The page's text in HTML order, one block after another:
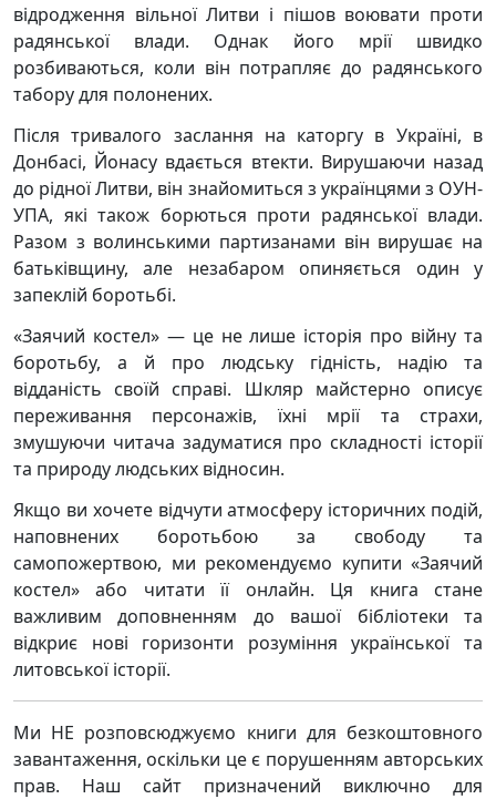
відродження вільної Литви і пішов воювати проти
радянської влади. Однак його мрії швидко
розбиваються, коли він потрапляє до радянського
табору для полонених.
Після тривалого заслання на каторгу в Україні, в
Донбасі, Йонасу вдається втекти. Вирушаючи назад
до рідної Литви, він знайомиться з українцями з ОУН-
УПА, які також борються проти радянської влади.
Разом з волинськими партизанами він вирушає на
батьківщину, але незабаром опиняється один у
запеклій боротьбі.
«Заячий костел» — це не лише історія про війну та
боротьбу, а й про людську гідність, надію та
відданість своїй справі. Шкляр майстерно описує
переживання персонажів, їхні мрії та страхи,
змушуючи читача задуматися про складності історії
та природу людських відносин.
Якщо ви хочете відчути атмосферу історичних подій,
наповнених боротьбою за свободу та
самопожертвою, ми рекомендуємо купити «Заячий
костел» або читати її онлайн. Ця книга стане
важливим доповненням до вашої бібліотеки та
відкриє нові горизонти розуміння української та
литовської історії.
Ми НЕ розповсюджуємо книги для безкоштовного
завантаження, оскільки це є порушенням авторських
прав. Наш сайт призначений виключно для